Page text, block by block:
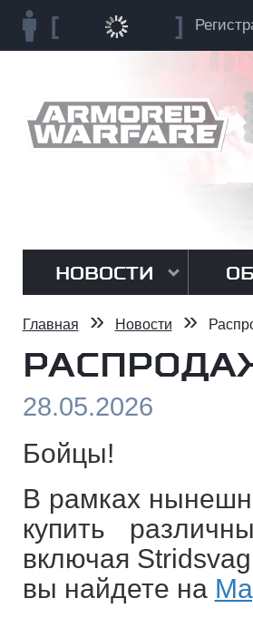
НОВОСТИ
Главная » Новости »
28.05.2026
Бойцы!
В рамках
купить
включая
вы найдете на